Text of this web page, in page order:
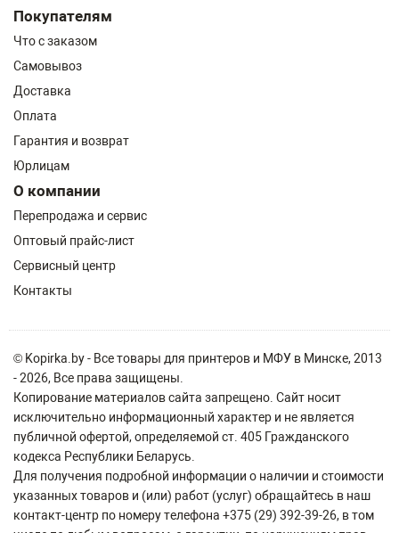
Покупателям
Что с заказом
Самовывоз
Доставка
Оплата
Гарантия и возврат
Юрлицам
О компании
Перепродажа и сервис
Оптовый прайс-лист
Сервисный центр
Контакты
© Kopirka.by - Все товары для принтеров и МФУ в Минске, 2013
- 2026, Все права защищены.
Копирование материалов сайта запрещено. Сайт носит
исключительно информационный характер и не является
публичной офертой, определяемой ст. 405 Гражданского
кодекса Республики Беларусь.
Для получения подробной информации о наличии и стоимости
указанных товаров и (или) работ (услуг) обращайтесь в наш
контакт-центр по номеру телефона +375 (29) 392-39-26, в том